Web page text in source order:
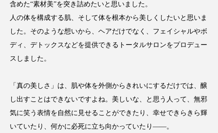
東洋医学 梅雨 棚卸資産 汗ケア
温活スキンケア
特殊メイク 猛暑 生物模倣 用語辞典
男性美容 画像解析 発酵 睡眠
含めた“素材美”を突き詰めたいと思いました。
人の体を構成する肌、そして体を根本から美しくしたいと思いま
した。そのような想いから、ヘアだけでなく、フェイシャルやボ
ディ、デトックスなどを提供できるトータルサロンをプロデュー
スしました。
「真の美しさ」は、肌や体を外側からきれいにするだけでは、醸
し出すことはできないですよね。美しいな、と思う人って、無邪
気に笑う表情を自然に見せることができたり、幸せできらきら輝
いていたり、何かに必死に立ち向かっていたり――。